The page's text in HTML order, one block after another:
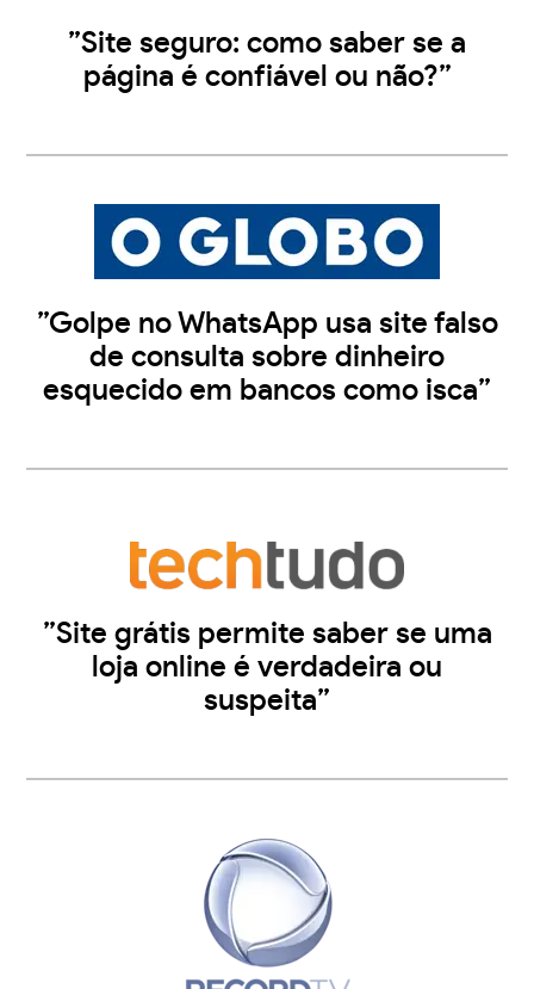
”Site seguro: como saber se a
página é confiável ou não?”
”Golpe no WhatsApp usa site falso
de consulta sobre dinheiro
esquecido em bancos como isca”
”Site grátis permite saber se uma
loja online é verdadeira ou
suspeita”